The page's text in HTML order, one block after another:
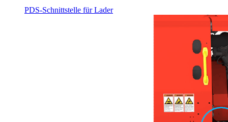
PDS-Schnittstelle für Lader